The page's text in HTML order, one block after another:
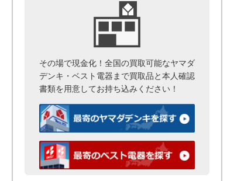
その場で現金化！全国の買取可能なヤマダ
デンキ・ベスト電器まで買取品と本人確認
書類を用意してお持ち込みください！